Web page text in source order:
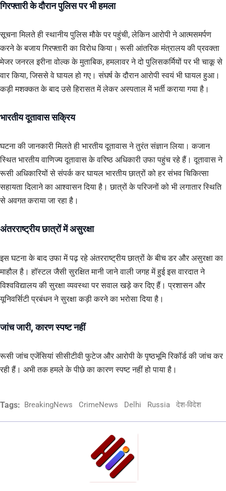
गिरफ्तारी के दौरान पुलिस पर भी हमला
सूचना मिलते ही स्थानीय पुलिस मौके पर पहुंची, लेकिन आरोपी ने आत्मसमर्पण
करने के बजाय गिरफ्तारी का विरोध किया। रूसी आंतरिक मंत्रालय की प्रवक्ता
मेजर जनरल इरीना वोल्क के मुताबिक, हमलावर ने दो पुलिसकर्मियों पर भी चाकू से
वार किया, जिससे वे घायल हो गए। संघर्ष के दौरान आरोपी स्वयं भी घायल हुआ।
कड़ी मशक्कत के बाद उसे हिरासत में लेकर अस्पताल में भर्ती कराया गया है।
भारतीय दूतावास सक्रिय
घटना की जानकारी मिलते ही भारतीय दूतावास ने तुरंत संज्ञान लिया। कजान
स्थित भारतीय वाणिज्य दूतावास के वरिष्ठ अधिकारी उफा पहुंच रहे हैं। दूतावास ने
रूसी अधिकारियों से संपर्क कर घायल भारतीय छात्रों को हर संभव चिकित्सा
सहायता दिलाने का आश्वासन दिया है। छात्रों के परिजनों को भी लगातार स्थिति
से अवगत कराया जा रहा है।
अंतरराष्ट्रीय छात्रों में असुरक्षा
इस घटना के बाद उफा में पढ़ रहे अंतरराष्ट्रीय छात्रों के बीच डर और असुरक्षा का
माहौल है। हॉस्टल जैसी सुरक्षित मानी जाने वाली जगह में हुई इस वारदात ने
विश्वविद्यालय की सुरक्षा व्यवस्था पर सवाल खड़े कर दिए हैं। प्रशासन और
यूनिवर्सिटी प्रबंधन ने सुरक्षा कड़ी करने का भरोसा दिया है।
जांच जारी, कारण स्पष्ट नहीं
रूसी जांच एजेंसियां सीसीटीवी फुटेज और आरोपी के पृष्ठभूमि रिकॉर्ड की जांच कर
रही हैं। अभी तक हमले के पीछे का कारण स्पष्ट नहीं हो पाया है।
Tags: BreakingNews CrimeNews Delhi Russia देश-विदेश